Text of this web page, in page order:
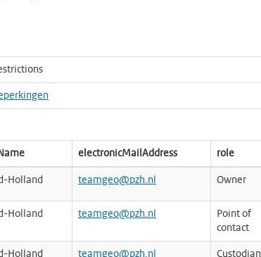
electronicMailAddress role
Holland teamgeo@pzh.nl Owner
Holland teamgeo@pzh.nl
Point of
contact
Holland teamgeo@pzh.nl Custodian